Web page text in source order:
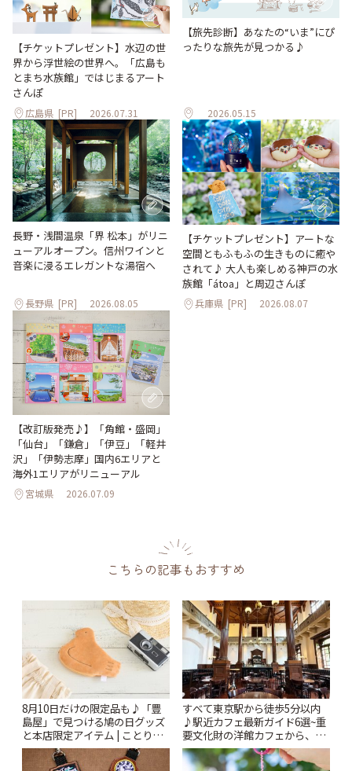
【チケットプレゼント】水辺の世
界から浮世絵の世界へ。「広島も
とまち水族館」ではじまるアート
さんぽ
広島県 [PR] 2026.07.31
【旅先診断】あなたの“いま”にぴ
ったりな旅先が見つかる♪
2026.05.15
長野・浅間温泉「界 松本」がリニ
ューアルオープン。信州ワインと
音楽に浸るエレガントな湯宿へ
長野県 [PR] 2026.08.05
【チケットプレゼント】アートな
空間ともふもふの生きものに癒や
されて♪ 大人も楽しめる神戸の水
族館「átoa」と周辺さんぽ
兵庫県 [PR] 2026.08.07
【改訂版発売♪】「角館・盛岡」
「仙台」「鎌倉」「伊豆」「軽井
沢」「伊勢志摩」国内6エリアと
海外1エリアがリニューアル
宮城県 2026.07.09
こちらの記事もおすすめ
8月10日だけの限定品も♪「豊
島屋」で見つける鳩の日グッズ
と本店限定アイテム | ことりっ
ぷ
すべて東京駅から徒歩5分以内
♪駅近カフェ最新ガイド6選~重
要文化財の洋館カフェから、改
札すぐのレトロ喫茶まで~ | こと
りっぷ